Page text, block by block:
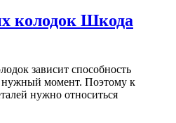
колодок Шкода
зависит способность
нужный момент. Поэтому к
нужно относиться